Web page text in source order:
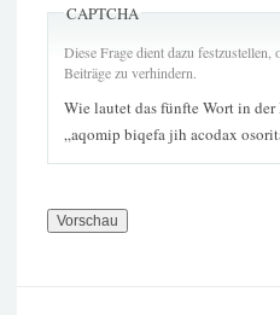
CAPTCHA
Diese Frage dient dazu
Beiträge zu verhindern.
Wie lautet das fünfte Wort in der
„aqomip biqefa jih acodax